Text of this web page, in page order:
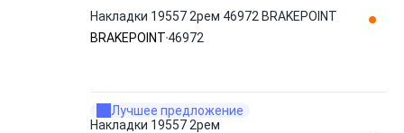
Накладки 19557 2рем 46972 BRAKEPOINT
BRAKEPOINT 46972
Лучшее предложение
Накладки 19557 2рем